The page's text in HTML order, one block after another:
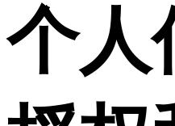
个人